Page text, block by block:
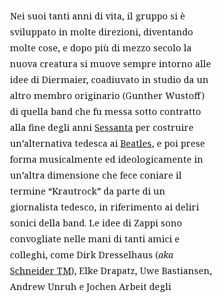
Nei suoi tanti anni di vita, il gruppo si è
sviluppato in molte direzioni, diventando
molte cose, e dopo più di mezzo secolo la
nuova creatura si muove sempre intorno alle
idee di Diermaier, coadiuvato in studio da un
altro membro originario (Gunther Wustoff)
di quella band che fu messa sotto contratto
alla fine degli anni Sessanta per costruire
un’alternativa tedesca ai Beatles, e poi prese
forma musicalmente ed ideologicamente in
un’altra dimensione che fece coniare il
termine “Krautrock” da parte di un
giornalista tedesco, in riferimento ai deliri
sonici della band. Le idee di Zappi sono
convogliate nelle mani di tanti amici e
colleghi, come Dirk Dresselhaus (aka
Schneider TM), Elke Drapatz, Uwe Bastiansen,
Andrew Unruh e Jochen Arbeit degli